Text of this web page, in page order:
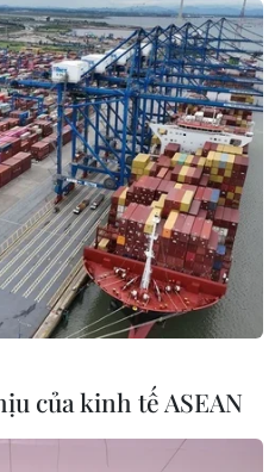
của kinh tế ASEAN